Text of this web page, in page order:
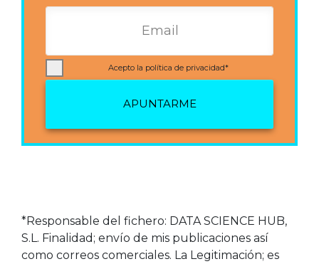
Acepto la política de privacidad*
APUNTARME
*Responsable del fichero: DATA SCIENCE HUB,
S.L. Finalidad; envío de mis publicaciones así
como correos comerciales. La Legitimación; es